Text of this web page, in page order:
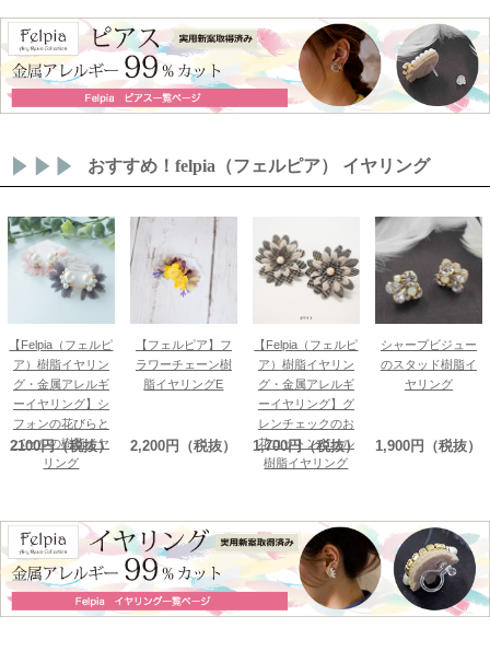
おすすめ！felpia（フェルピア） イヤリング
【Felpia（フェルピ
ア）樹脂イヤリン
グ・金属アレルギ
ーイヤリング】シ
フォンの花びらと
パールの樹脂イヤ
リング
2100円（税抜）
【フェルピア】フ
ラワーチェーン樹
脂イヤリングE
2,200円（税抜）
【Felpia（フェルピ
ア）樹脂イヤリン
グ・金属アレルギ
ーイヤリング】グ
レンチェックのお
花コットンパール
樹脂イヤリング
1,700円（税抜）
シャープビジュー
のスタッド樹脂イ
ヤリング
1,900円（税抜）